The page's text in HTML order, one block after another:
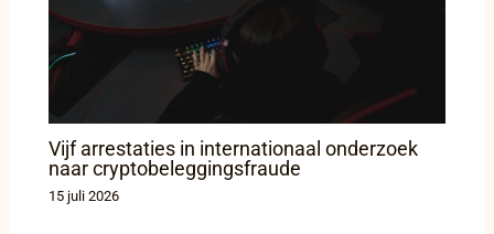
Vijf arrestaties in internationaal onderzoek
naar cryptobeleggingsfraude
15 juli 2026